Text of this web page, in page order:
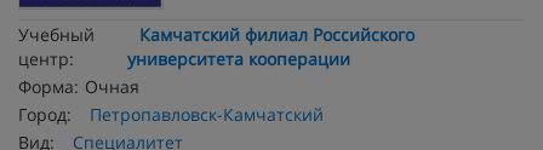
Учебный
центр:
Камчатский филиал Российского
университета кооперации
Форма: Очная
Город:
Петропавловск-Камчатский
Вид:
Специалитет